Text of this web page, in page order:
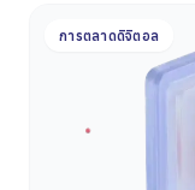
สูงสุดทางการตลาดกั
Goal ให้กับคอนเท
สามารถที่จะตอบโจ
นักการตลาดที่ต้องตั
การตลาดดิจิตอล